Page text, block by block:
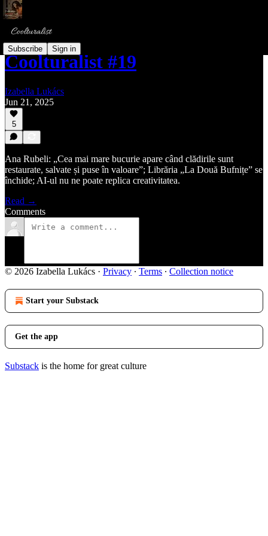
Subscribe Sign in
Coolturalist #19
Izabella Lukács
Jun 21, 2025
5
Ana Rubeli: „Cea mai mare bucurie apare când clădirile sunt
restaurate, salvate și puse în valoare”; Librăria „La Două Bufnițe” se
închide; AI-ul nu ne poate replica creativitatea.
Read →
Comments
© 2026 Izabella Lukács · Privacy ∙ Terms ∙ Collection notice
Start your Substack
Get the app
Substack is the home for great culture